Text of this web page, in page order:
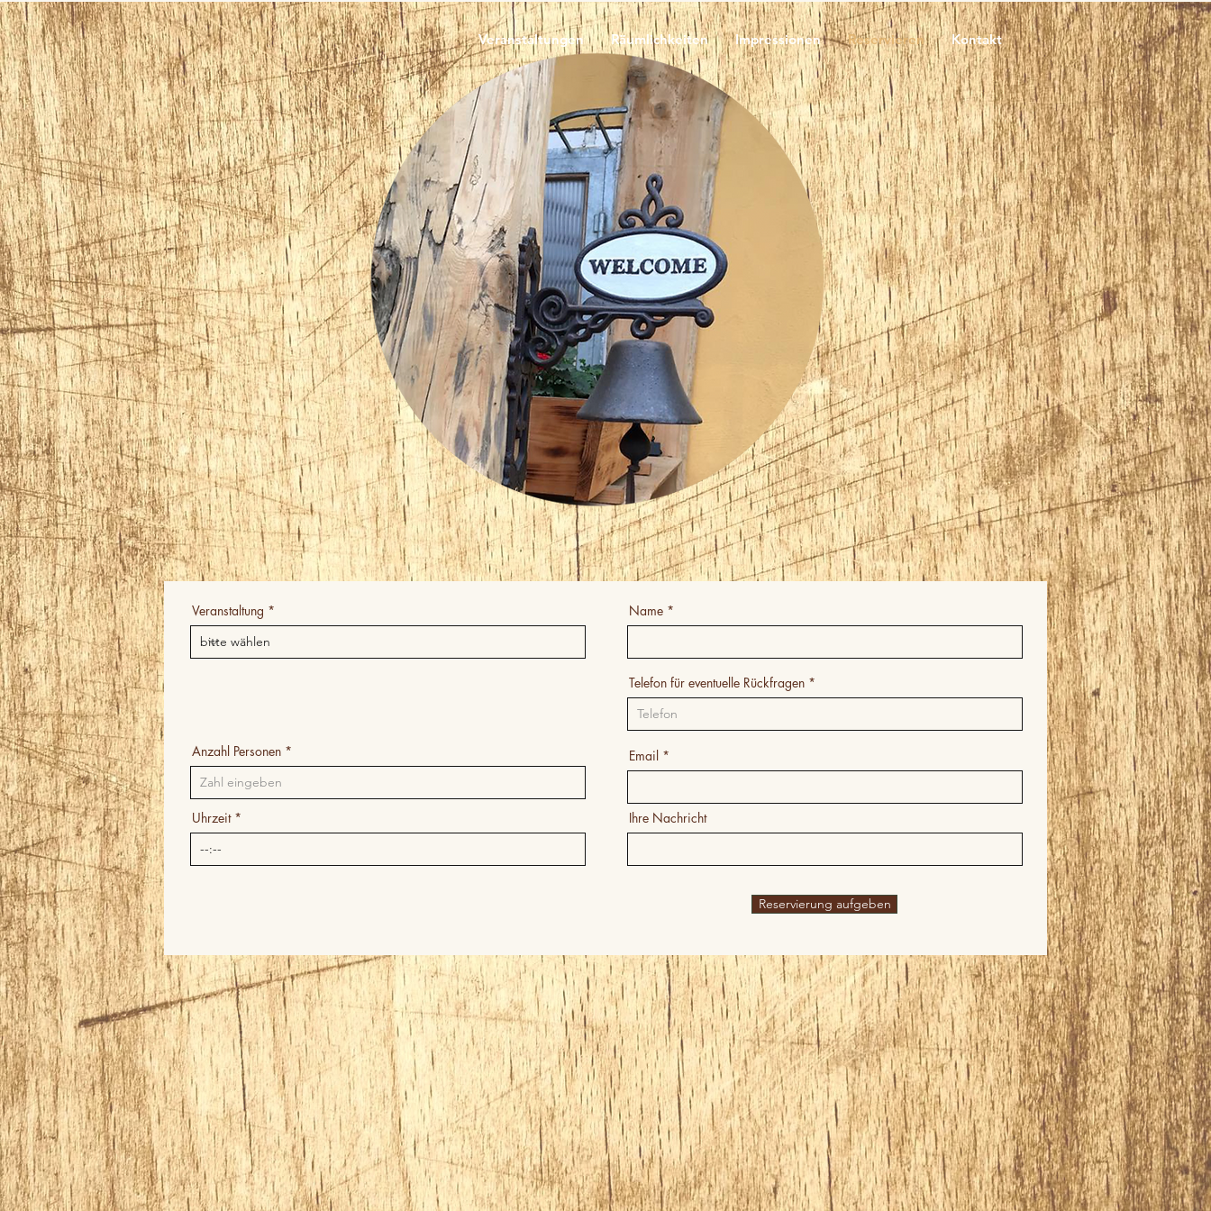
Veranstaltungen Räumlichkeiten Impressionen Reservieren Kontakt
Veranstaltung
Anzahl Personen
Uhrzeit
Name
Telefon für eventuelle Rückfragen
Email
Ihre Nachricht
Reservierung aufgeben